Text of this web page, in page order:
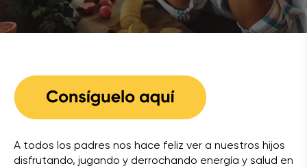
A todos los padres nos hace feliz ver a nuestros hijos
disfrutando, jugando y derrochando energía y salud en